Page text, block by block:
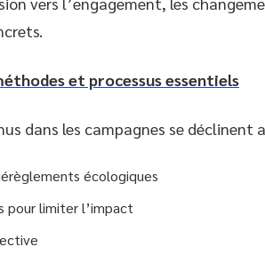
et processus essentiels
dans les campagnes se déclinent
écologiques
pour limiter l’impact